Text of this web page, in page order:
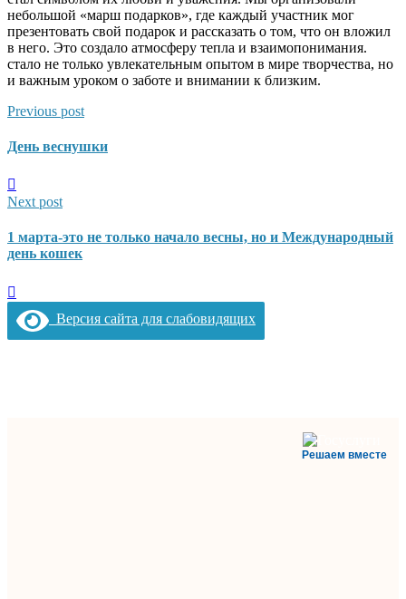
небольшой «марш подарков», где каждый участник мог
презентовать свой подарок и рассказать о том, что он вложил
в него. Это создало атмосферу тепла и взаимопонимания.
стало не только увлекательным опытом в мире творчества, но
и важным уроком о заботе и внимании к близким.
Previous post
День веснушки
Next post
1 марта-это не только начало весны, но и Международный
день кошек
Версия сайта для слабовидящих
Решаем вместе